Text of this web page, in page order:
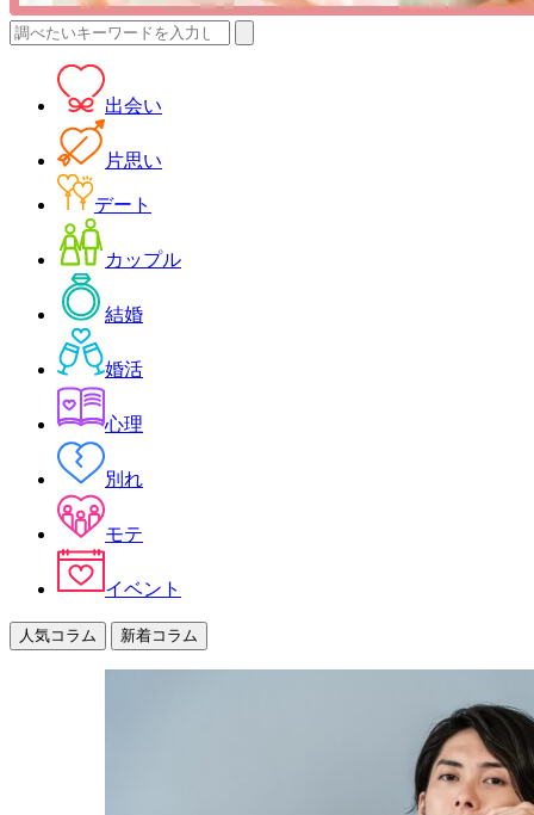
検
出会い
片思い
デート
カップル
結婚
婚活
心理
別れ
モテ
イベント
人気コラム 新着コラム